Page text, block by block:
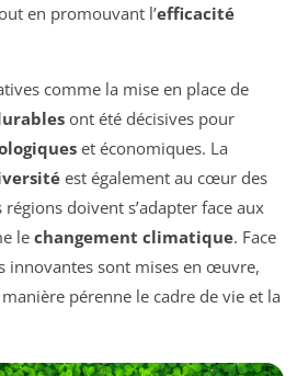
en promouvant l’efficacité
comme la mise en place de
ont été décisives pour
et économiques. La
est également au cœur des
doivent s’adapter face aux
le changement climatique. Face
innovantes sont mises en œuvre,
pérenne le cadre de vie et la